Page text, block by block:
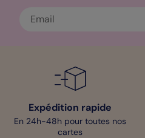
Expédition rapide
En 24h-48h pour toutes nos
cartes